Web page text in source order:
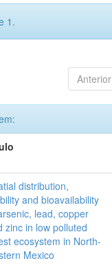
1.
Anterior
distribution,
and bioavailability
lead, copper
zinc in low polluted
ecosystem in North-
Mexico